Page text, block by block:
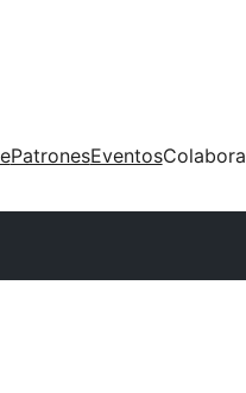
PatronesEventosColabora